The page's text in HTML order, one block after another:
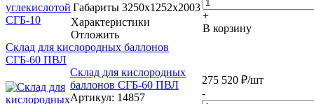
Габариты 3250х1252х2003
Характеристики
Отложить
+
В корзину
Склад для кислородных баллонов
СГБ-60 ПВЛ
Склад для кислородных
баллонов СГБ-60 ПВЛ
Артикул: 14857
275 520 ₽/шт
-